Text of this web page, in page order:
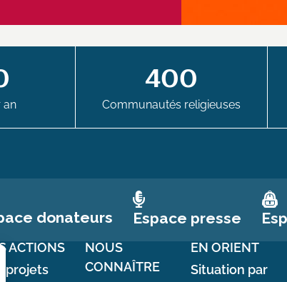
an
400
Communautés religieuses
donateurs Espace presse
ACTIONS
projets
NOUS
CONNAÎTRE
EN ORIENT
Situation par